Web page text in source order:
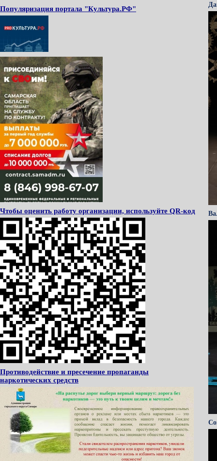
Популяризация портала "Культура.РФ"
Чтобы оценить работу организации, используйте QR-код
Противодействие и пресечение пропаганды
наркотических средств